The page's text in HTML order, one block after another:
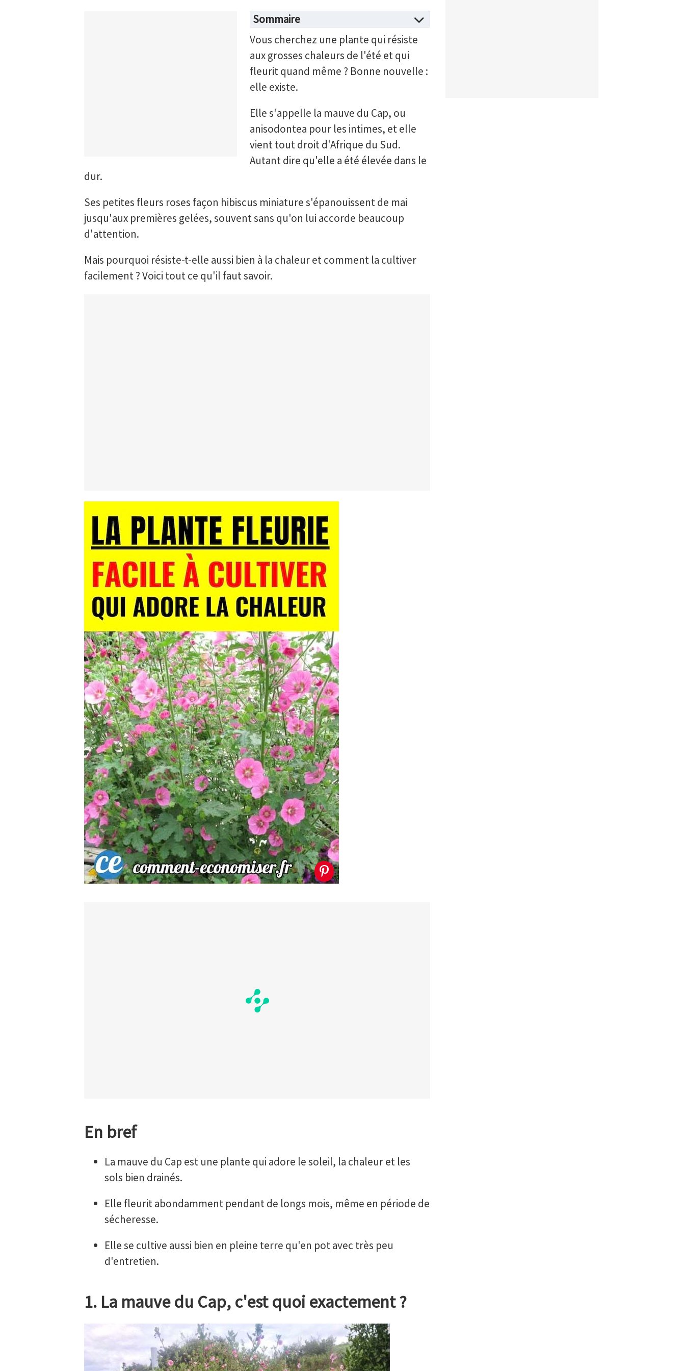
Sommaire
Vous cherchez une plante qui résiste
aux grosses chaleurs de l'été et qui
fleurit quand même ? Bonne nouvelle :
elle existe.
Elle s'appelle la mauve du Cap, ou
anisodontea pour les intimes, et elle
vient tout droit d'Afrique du Sud.
Autant dire qu'elle a été élevée dans le
dur.
Ses petites fleurs roses façon hibiscus miniature s'épanouissent de mai
jusqu'aux premières gelées, souvent sans qu'on lui accorde beaucoup
d'attention.
Mais pourquoi résiste-t-elle aussi bien à la chaleur et comment la cultiver
facilement ? Voici tout ce qu'il faut savoir.
En bref
La mauve du Cap est une plante qui adore le soleil, la chaleur et les
sols bien drainés.
Elle fleurit abondamment pendant de longs mois, même en période de
sécheresse.
Elle se cultive aussi bien en pleine terre qu'en pot avec très peu
d'entretien.
1. La mauve du Cap, c'est quoi exactement ?